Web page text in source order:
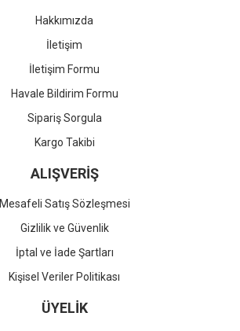
Hakkımızda
İletişim
İletişim Formu
Havale Bildirim Formu
Sipariş Sorgula
Kargo Takibi
ALIŞVERİŞ
Mesafeli Satış Sözleşmesi
Gizlilik ve Güvenlik
İptal ve İade Şartları
Kişisel Veriler Politikası
ÜYELİK